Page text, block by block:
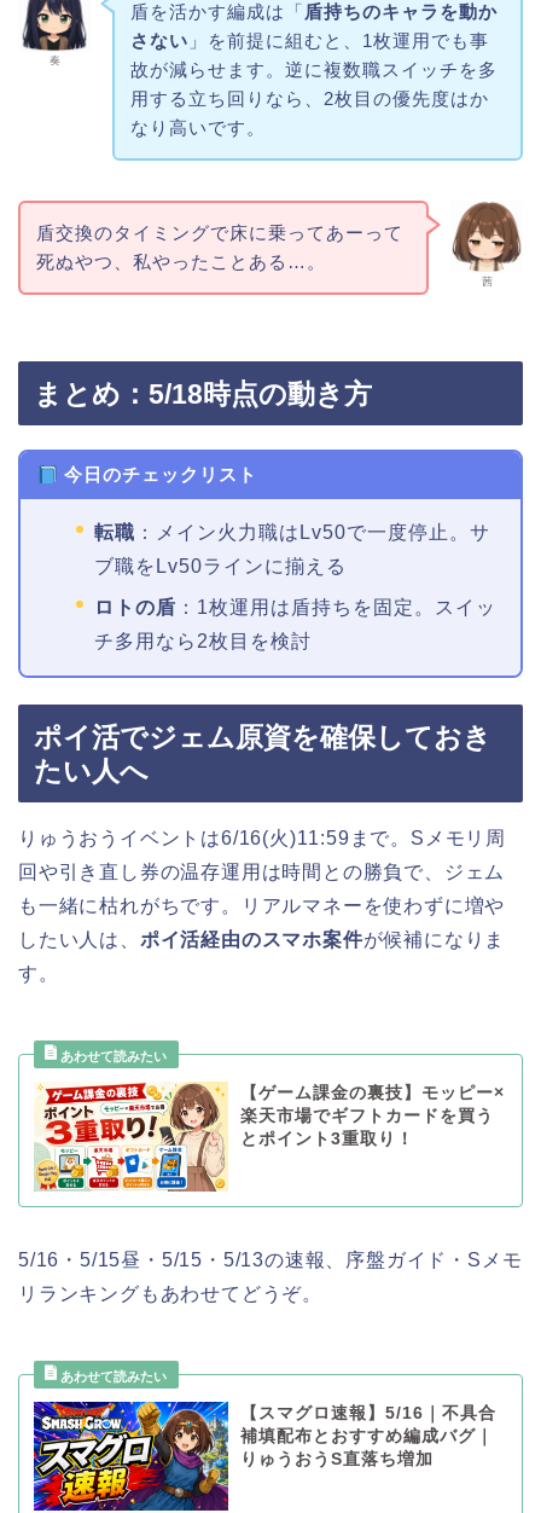
奏
盾を活かす編成は「 盾持ちのキャラを動か
さない 」を前提に組むと、1枚運用でも事
故が減らせます。逆に複数職スイッチを多
用する立ち回りなら、2枚目の優先度はか
なり高いです。
茜
盾交換のタイミングで床に乗ってあーって
死ぬやつ、私やったことある…。
まとめ：5/18時点の動き方
今日のチェックリスト
転職 ：メイン火力職はLv50で一度停止。サ
ブ職をLv50ラインに揃える
ロトの盾 ：1枚運用は盾持ちを固定。スイッ
チ多用なら2枚目を検討
ポイ活でジェム原資を確保しておき
たい人へ
りゅうおうイベントは6/16(火)11:59まで。Sメモリ周
回や引き直し券の温存運用は時間との勝負で、ジェム
も一緒に枯れがちです。リアルマネーを使わずに増や
したい人は、 ポイ活経由のスマホ案件が候補になりま
す。
【ゲーム課金の裏技】モッピー×
楽天市場でギフトカードを買う
とポイント3重取り！
5/16・5/15昼・5/15・5/13の速報、序盤ガイド・Sメモ
リランキングもあわせてどうぞ。
【スマグロ速報】5/16｜不具合
補填配布とおすすめ編成バグ｜
りゅうおうS直落ち増加